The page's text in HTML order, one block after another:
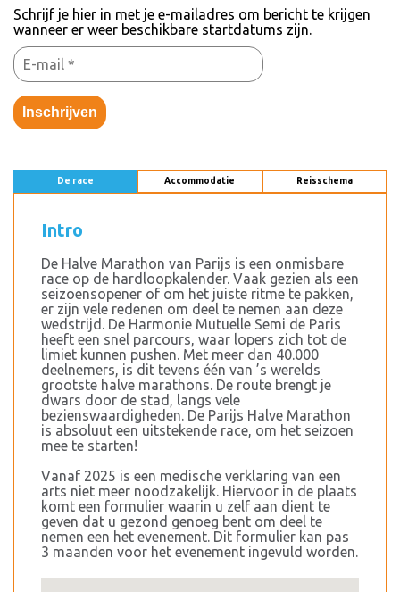
Schrijf je hier in met je e-mailadres om bericht te krijgen
wanneer er weer beschikbare startdatums zijn.
Inschrijven
De race Accommodatie Reisschema
Intro
De Halve Marathon van Parijs is een onmisbare
race op de hardloopkalender. Vaak gezien als een
seizoensopener of om het juiste ritme te pakken,
er zijn vele redenen om deel te nemen aan deze
wedstrijd. De Harmonie Mutuelle Semi de Paris
heeft een snel parcours, waar lopers zich tot de
limiet kunnen pushen. Met meer dan 40.000
deelnemers, is dit tevens één van ’s werelds
grootste halve marathons. De route brengt je
dwars door de stad, langs vele
bezienswaardigheden. De Parijs Halve Marathon
is absoluut een uitstekende race, om het seizoen
mee te starten!
Vanaf 2025 is een medische verklaring van een
arts niet meer noodzakelijk. Hiervoor in de plaats
komt een formulier waarin u zelf aan dient te
geven dat u gezond genoeg bent om deel te
nemen een het evenement. Dit formulier kan pas
3 maanden voor het evenement ingevuld worden.